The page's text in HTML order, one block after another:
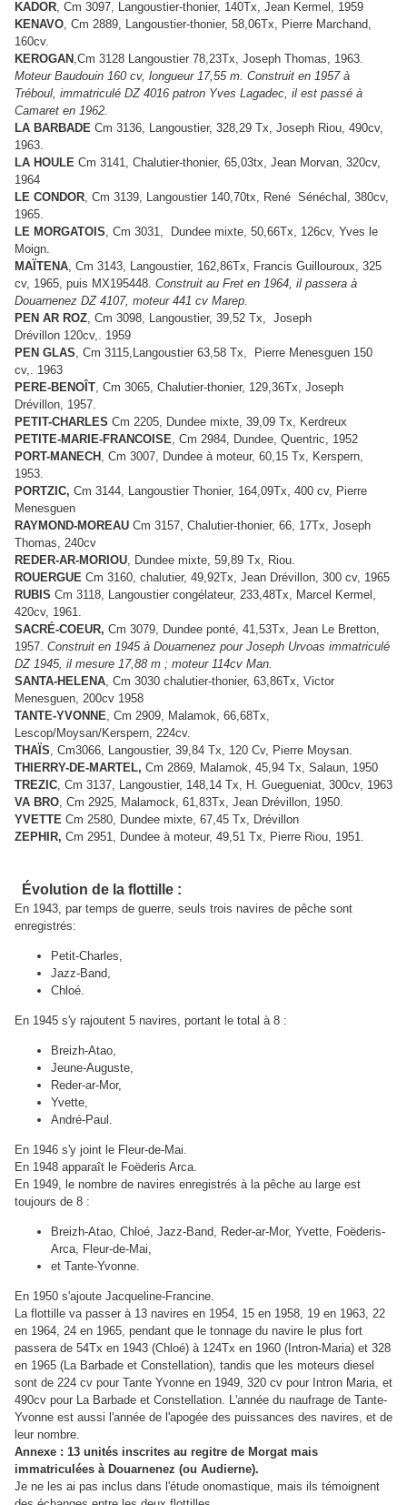
KADOR, Cm 3097, Langoustier-thonier, 140Tx, Jean Kermel, 1959
KENAVO, Cm 2889, Langoustier-thonier, 58,06Tx, Pierre Marchand,
160cv.
KEROGAN ,Cm 3128 Langoustier 78,23Tx, Joseph Thomas, 1963.
Moteur Baudouin 160 cv, longueur 17,55 m. Construit en 1957 à
Tréboul, immatriculé DZ 4016 patron Yves Lagadec, il est passé à
Camaret en 1962.
LA BARBADE Cm 3136, Langoustier, 328,29 Tx, Joseph Riou, 490cv,
1963.
LA HOULE Cm 3141, Chalutier-thonier, 65,03tx, Jean Morvan, 320cv,
1964
LE CONDOR, Cm 3139, Langoustier 140,70tx, René Sénéchal, 380cv,
1965.
LE MORGATOIS, Cm 3031, Dundee mixte, 50,66Tx, 126cv, Yves le
Moign.
MAÏTENA, Cm 3143, Langoustier, 162,86Tx, Francis Guillouroux, 325
cv, 1965, puis MX195448. Construit au Fret en 1964, il passera à
Douarnenez DZ 4107, moteur 441 cv Marep.
PEN AR ROZ, Cm 3098, Langoustier, 39,52 Tx, Joseph
Drévillon 120cv,. 1959
PEN GLAS, Cm 3115,Langoustier 63,58 Tx, Pierre Menesguen 150
cv,. 1963
PERE-BENOÎT, Cm 3065, Chalutier-thonier, 129,36Tx, Joseph
Drévillon, 1957.
PETIT-CHARLES Cm 2205, Dundee mixte, 39,09 Tx, Kerdreux
PETITE-MARIE-FRANCOISE, Cm 2984, Dundee, Quentric, 1952
PORT-MANECH , Cm 3007, Dundee à moteur, 60,15 Tx, Kerspern,
1953.
PORTZIC, Cm 3144, Langoustier Thonier, 164,09Tx, 400 cv, Pierre
Menesguen
RAYMOND-MOREAU Cm 3157, Chalutier-thonier, 66, 17Tx, Joseph
Thomas, 240cv
REDER-AR-MORIOU, Dundee mixte, 59,89 Tx, Riou.
ROUERGUE Cm 3160, chalutier, 49,92Tx, Jean Drévillon, 300 cv, 1965
RUBIS Cm 3118, Langoustier congélateur, 233,48Tx, Marcel Kermel,
420cv, 1961.
SACRÉ-COEUR, Cm 3079, Dundee ponté, 41,53Tx, Jean Le Bretton,
1957. Construit en 1945 à Douarnenez pour Joseph Urvoas immatriculé
DZ 1945, il mesure 17,88 m ; moteur 114cv Man.
SANTA-HELENA, Cm 3030 chalutier-thonier, 63,86Tx, Victor
Menesguen, 200cv 1958
TANTE-YVONNE, Cm 2909, Malamok, 66,68Tx,
Lescop/Moysan/Kerspern, 224cv.
THAÏS, Cm3066, Langoustier, 39,84 Tx, 120 Cv, Pierre Moysan.
THIERRY-DE-MARTEL, Cm 2869, Malamok, 45,94 Tx, Salaun, 1950
TREZIC, Cm 3137, Langoustier, 148,14 Tx, H. Guegueniat, 300cv, 1963
VA BRO, Cm 2925, Malamock, 61,83Tx, Jean Drévillon, 1950.
YVETTE Cm 2580, Dundee mixte, 67,45 Tx, Drévillon
ZEPHIR, Cm 2951, Dundee à moteur, 49,51 Tx, Pierre Riou, 1951.
Évolution de la flottille :
En 1943, par temps de guerre, seuls trois navires de pêche sont
enregistrés:
Petit-Charles,
Jazz-Band,
Chloé.
En 1945 s'y rajoutent 5 navires, portant le total à 8 :
Breizh-Atao,
Jeune-Auguste,
Reder-ar-Mor,
Yvette,
André-Paul.
En 1946 s'y joint le Fleur-de-Mai.
En 1948 apparaît le Foëderis Arca.
En 1949, le nombre de navires enregistrés à la pêche au large est
toujours de 8 :
Breizh-Atao, Chloé, Jazz-Band, Reder-ar-Mor, Yvette, Foëderis-
Arca, Fleur-de-Mai,
et Tante-Yvonne.
En 1950 s'ajoute Jacqueline-Francine.
La flottille va passer à 13 navires en 1954, 15 en 1958, 19 en 1963, 22
en 1964, 24 en 1965, pendant que le tonnage du navire le plus fort
passera de 54Tx en 1943 (Chloé) à 124Tx en 1960 (Intron-Maria) et 328
en 1965 (La Barbade et Constellation), tandis que les moteurs diesel
sont de 224 cv pour Tante Yvonne en 1949, 320 cv pour Intron Maria, et
490cv pour La Barbade et Constellation. L'année du naufrage de Tante-
Yvonne est aussi l'année de l'apogée des puissances des navires, et de
leur nombre.
Annexe : 13 unités inscrites au regitre de Morgat mais
immatriculées à Douarnenez (ou Audierne).
Je ne les ai pas inclus dans l'étude onomastique, mais ils témoignent